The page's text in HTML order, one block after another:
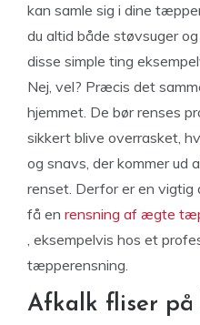
kan samle sig i dine
du altid både støvsuger
disse simple ting
Nej, vel? Præcis det
hjemmet. De bør renses
sikkert blive overrasket,
og snavs, der kommer ud
renset. Derfor er en vigtig
få en rensning af ægte
, eksempelvis hos et
tæpperensning.
Afkalk fliser